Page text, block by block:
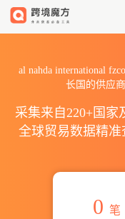
al nahda international
长国的供应
采集来自220+国家
全球贸易数据精
0 笔